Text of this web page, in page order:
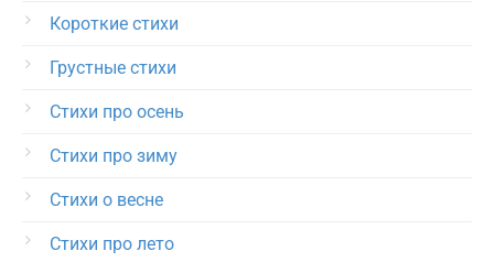
Короткие стихи
Грустные стихи
Стихи про осень
Стихи про зиму
Стихи о весне
Стихи про лето